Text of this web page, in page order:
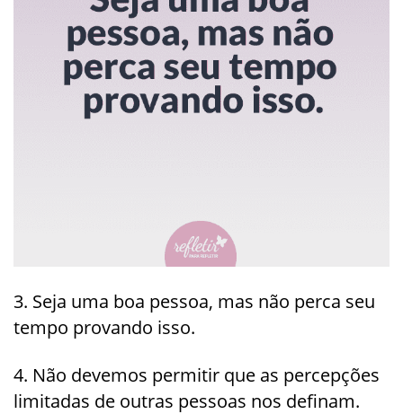
3. Seja uma boa pessoa, mas não perca seu
tempo provando isso.
4. Não devemos permitir que as percepções
limitadas de outras pessoas nos definam.